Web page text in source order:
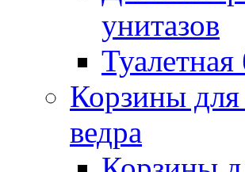
унитазов
Туалетная
Корзины
ведра